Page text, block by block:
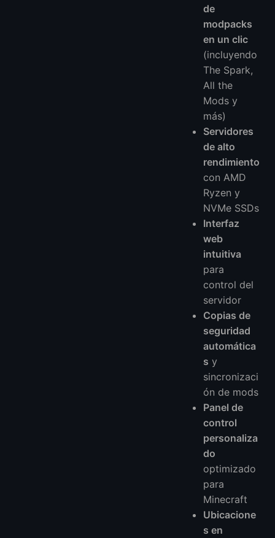
de
modpacks
en un clic
(incluyendo
The Spark,
All the
Mods y
más)
Servidores
de alto
rendimiento
con AMD
Ryzen y
NVMe SSDs
Interfaz
web
intuitiva
para
control del
servidor
Copias de
seguridad
automática
s y
sincronizaci
ón de mods
Panel de
control
personaliza
do
optimizado
para
Minecraft
Ubicacione
s en